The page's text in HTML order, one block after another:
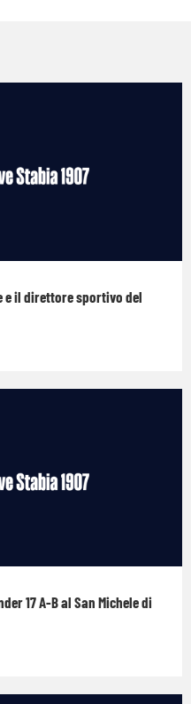
e il direttore sportivo del
17 A-B al San Michele di